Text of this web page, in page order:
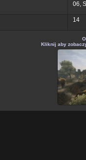
06,
14
Kliknij aby